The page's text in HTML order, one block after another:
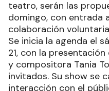
teatro, serán las
domingo, con entrada
colaboración
Se inicia la agenda el
21, con la
y compositora Tania
invitados. Su show se
interacción con el